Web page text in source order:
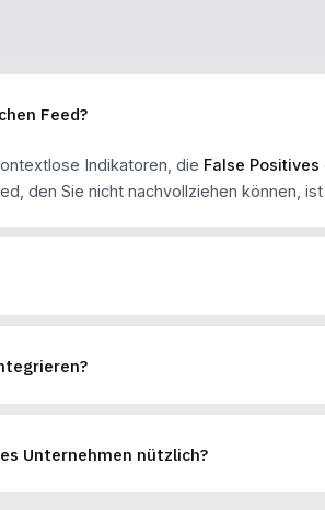
Feed?
Indikatoren, die False Positives
den Sie nicht nachvollziehen können,
Unternehmen nützlich?